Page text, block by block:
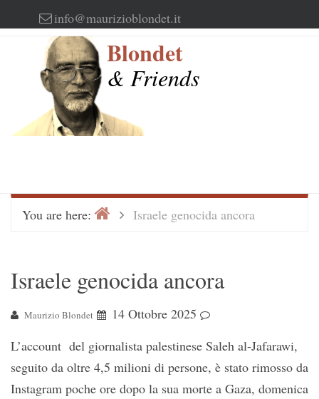
to
info@maurizioblondet.it
Blondet
& Friends
You are here: HomeIsraele genocida ancora
Israele genocida ancora
Maurizio Blondet
14 Ottobre 2025
L’account del giornalista palestinese Saleh al-Jafarawi,
seguito da oltre 4,5 milioni di persone, è stato rimosso da
Instagram poche ore dopo la sua morte a Gaza, domenica